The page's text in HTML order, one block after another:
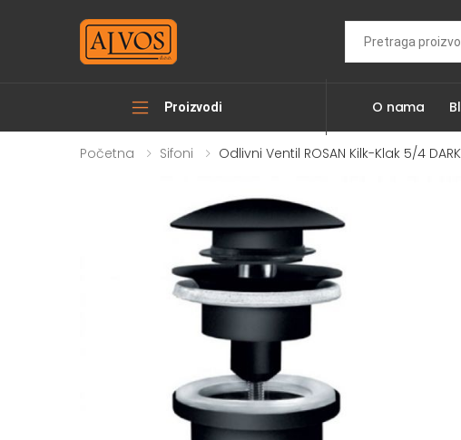
Proizvodi O nama
Početna Sifoni Odlivni Ventil ROSAN Kilk-Klak 5/4